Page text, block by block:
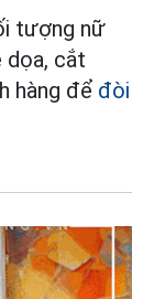
tượng nữ
dọa, cắt
hàng để đòi